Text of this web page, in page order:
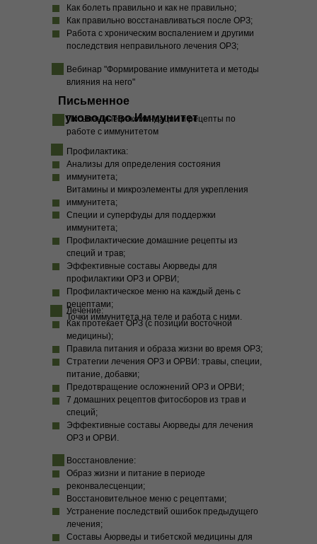
Как болеть правильно и как не правильно;
Как правильно восстанавливаться после ОРЗ;
Работа с хроническим воспалением и другими
последствия неправильного лечения ОРЗ;
Профилактика:
Анализы для определения состояния
иммунитета;
Витамины и микроэлементы для укрепления
иммунитета;
Специи и суперфуды для поддержки
иммунитета;
Профилактические домашние рецепты из
специй и трав;
Эффективные составы Аюрведы для
профилактики ОРЗ и ОРВИ;
Профилактическое меню на каждый день с
рецептами;
Точки иммунитета на теле и работа с ними.
Лечение:
Как протекает ОРЗ (с позиции восточной
медицины);
Правила питания и образа жизни во время ОРЗ;
Стратегии лечения ОРЗ и ОРВИ: травы, специи,
питание, добавки;
Предотвращение осложнений ОРЗ и ОРВИ;
7 домашних рецептов фитосборов из трав и
специй;
Эффективные составы Аюрведы для лечения
ОРЗ и ОРВИ.
Восстановление:
Образ жизни и питание в периоде
реконвалесценции;
Восстановительное меню с рецептами;
Устранение последствий ошибок предыдущего
лечения;
Составы Аюрведы и тибетской медицины для
Письменные рекомендации и рецепты по
работе с иммунитетом
Вебинар "Формирование иммунитета и методы
влияния на него"
Письменное
руководство.Иммунитет
КАК ВАМ ДЕТОКС, КОГДА НА